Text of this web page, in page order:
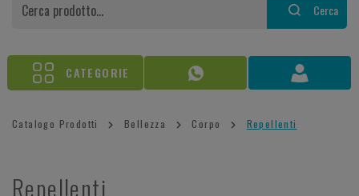
Cerca
CATEGORIE
Catalogo Prodotti Bellezza Corpo Repellenti
Repellenti